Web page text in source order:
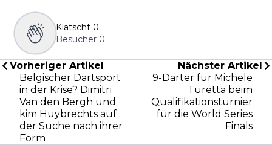
Klatscht 0
Besucher 0
Vorheriger Artikel
Belgischer Dartsport
in der Krise? Dimitri
Van den Bergh und
kim Huybrechts auf
der Suche nach ihrer
Form
Nächster Artikel
9-Darter für Michele
Turetta beim
Qualifikationsturnier
für die World Series
Finals